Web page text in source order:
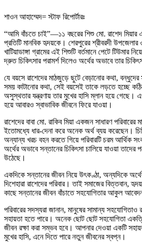
শাওন আহাম্মেদ= স্টাফ রিপোর্টারঃ
“আমি বাঁচতে চাই”—১১ বছরের শিশু মো. রাশেদ মিয়ার
প্রতিটি মানবিক হৃদয়কে। শেরপুরের শ্রীবরদী উপজেলার
খাটিয়াডাঙ্গা গ্রামের এই শিশুটি বর্তমানে পেটে
দ্রুত চিকিৎসার পরামর্শ দিলেও অর্থের অভাবে তার
যে বয়সে রাশেদের মাঠজুড়ে ছুটে বেড়ানোর কথা, বন্ধুদের
সময় কাটানোর কথা, সেই বয়সেই তাকে লড়তে হচ্ছে
অসুস্থতার যন্ত্রণায় তার মুখের হাসি ম্লান হয়ে
হয়ে আবারও স্বাভাবিক জীবনে ফিরে যাওয়া।
রাশেদের বাবা মো. রাকিব মিয়া একজন সাধারণ
ইতোমধ্যে ধার-দেনা করে অনেক অর্থ ব্যয় করেছেন।
অন্যান্য খরচ বহন করতে গিয়ে পরিবারটি চরম আর্থিক
অর্থের অভাবে সন্তানের চিকিৎসা চালিয়ে যাওয়া
উঠেছে।
একদিকে সন্তানের জীবন নিয়ে উৎকণ্ঠা, অন্যদিকে
দিশেহারা রাশেদের পরিবার। তাই সমাজের বিত্তবান,
কাছে সন্তানের জীবন বাঁচাতে সহযোগিতার আকুল আবেদন
পরিবারের সদস্যরা জানান, মানুষের সামান্য সহযোগিতাও
সহায়তা হতে পারে। অনেক ছোট ছোট সহযোগিতা
জীবন রক্ষা করা সম্ভব হবে। আপনার দেওয়া একটি
মুখের হাসি, এনে দিতে পারে নতুন জীবনের স্বপ্ন।